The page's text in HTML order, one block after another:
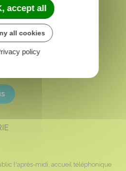
l'après-midi, accueil téléphonique
accept all
all cookies
policy